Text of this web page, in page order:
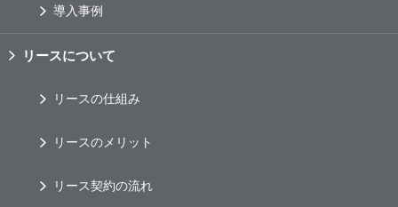
導入事例
リースについて
リースの仕組み
リースのメリット
リース契約の流れ